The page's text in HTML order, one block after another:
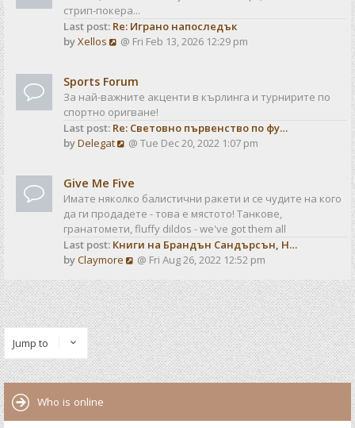
s
t
p
o
t
h
e
l
e
s
t
p
o
t
стрип-покера...
Last post: Re: Играно напоследък
byXellos
V
w
t
h
e
l
t
e
s
t
p
o
s
t
@ Fri Feb 13, 2026 12:29 pm
Sports Forum
За най-важните акценти в кърлинга и турнирите по
спортно оригване!
Last post: Re: Световно първенство по фу…
byDelegat
V
w
t
h
e
l
a
t
e
s
t
p
o
s
t
@ Tue Dec 20, 2022 1:07 pm
Give Me Five
Имате няколко балистични ракети и се чудите на кого
да ги продадете - това е мястото! Танкове,
гранатомети, fluffy dildos - we've got them all
Last post: Книги на Брандън Сандърсън, Н…
byClaymore
V
e
w
t
h
e
l
a
s
@ Fri Aug 26, 2022 12:52 pm
Jump to
Who is online